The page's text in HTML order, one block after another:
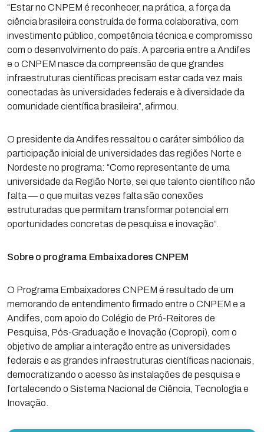
“Estar no CNPEM é reconhecer, na prática, a força da
ciência brasileira construída de forma colaborativa, com
investimento público, competência técnica e compromisso
com o desenvolvimento do país. A parceria entre a Andifes
e o CNPEM nasce da compreensão de que grandes
infraestruturas científicas precisam estar cada vez mais
conectadas às universidades federais e à diversidade da
comunidade científica brasileira”, afirmou.
O presidente da Andifes ressaltou o caráter simbólico da
participação inicial de universidades das regiões Norte e
Nordeste no programa: “Como representante de uma
universidade da Região Norte, sei que talento científico não
falta — o que muitas vezes falta são conexões
estruturadas que permitam transformar potencial em
oportunidades concretas de pesquisa e inovação”.
Sobre o programa Embaixadores CNPEM
O Programa Embaixadores CNPEM é resultado de um
memorando de entendimento firmado entre o CNPEM e a
Andifes, com apoio do Colégio de Pró-Reitores de
Pesquisa, Pós-Graduação e Inovação (Copropi), com o
objetivo de ampliar a interação entre as universidades
federais e as grandes infraestruturas científicas nacionais,
democratizando o acesso às instalações de pesquisa e
fortalecendo o Sistema Nacional de Ciência, Tecnologia e
Inovação.